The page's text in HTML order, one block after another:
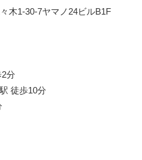
木1-30-7ヤマノ24ビルB1F
分
徒歩10分